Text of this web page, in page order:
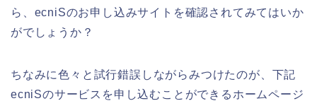
ら、ecniSのお申し込みサイトを確認されてみてはいか
がでしょうか？
ちなみに色々と試行錯誤しながらみつけたのが、下記
ecniSのサービスを申し込むことができるホームページ